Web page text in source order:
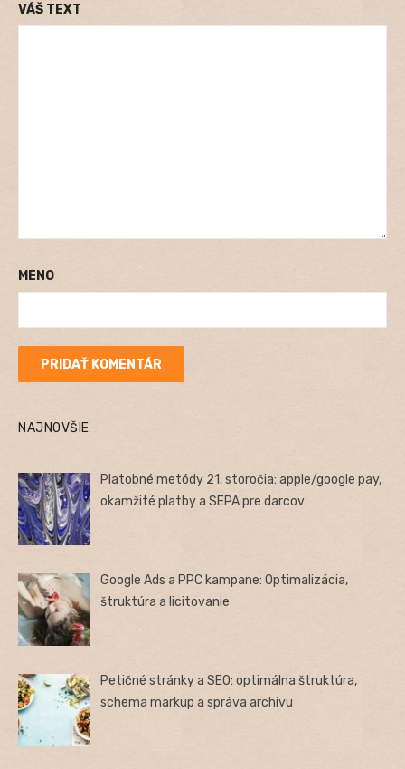
VÁŠ TEXT
MENO
NAJNOVŠIE
Platobné metódy 21. storočia: apple/google pay,
okamžité platby a SEPA pre darcov
Google Ads a PPC kampane: Optimalizácia,
štruktúra a licitovanie
Petičné stránky a SEO: optimálna štruktúra,
schema markup a správa archívu